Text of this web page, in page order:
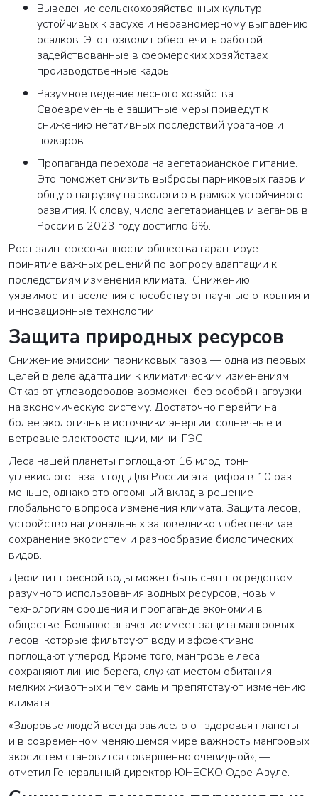
Выведение сельскохозяйственных культур,
устойчивых к засухе и неравномерному выпадению
осадков. Это позволит обеспечить работой
задействованные в фермерских хозяйствах
производственные кадры.
Разумное ведение лесного хозяйства.
Своевременные защитные меры приведут к
снижению негативных последствий ураганов и
пожаров.
Пропаганда перехода на вегетарианское питание.
Это поможет снизить выбросы парниковых газов и
общую нагрузку на экологию в рамках устойчивого
развития. К слову, число вегетарианцев и веганов в
России в 2023 году достигло 6%.
Рост заинтересованности общества гарантирует
принятие важных решений по вопросу адаптации к
последствиям изменения климата. Снижению
уязвимости населения способствуют научные открытия и
инновационные технологии.
Защита природных ресурсов
Снижение эмиссии парниковых газов — одна из первых
целей в деле адаптации к климатическим изменениям.
Отказ от углеводородов возможен без особой нагрузки
на экономическую систему. Достаточно перейти на
более экологичные источники энергии: солнечные и
ветровые электростанции, мини-ГЭС.
Леса нашей планеты поглощают 16 млрд. тонн
углекислого газа в год. Для России эта цифра в 10 раз
меньше, однако это огромный вклад в решение
глобального вопроса изменения климата. Защита лесов,
устройство национальных заповедников обеспечивает
сохранение экосистем и разнообразие биологических
видов.
Дефицит пресной воды может быть снят посредством
разумного использования водных ресурсов, новым
технологиям орошения и пропаганде экономии в
обществе. Большое значение имеет защита мангровых
лесов, которые фильтруют воду и эффективно
поглощают углерод. Кроме того, мангровые леса
сохраняют линию берега, служат местом обитания
мелких животных и тем самым препятствуют изменению
климата.
«Здоровье людей всегда зависело от здоровья планеты,
и в современном меняющемся мире важность мангровых
экосистем становится совершенно очевидной», —
отметил Генеральный директор ЮНЕСКО Одре Азуле.